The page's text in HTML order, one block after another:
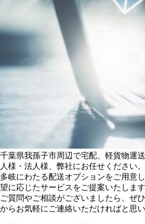
千葉県我孫子市周辺で宅配、軽貨物運
人様・法人様、弊社にお任せください。
多岐にわたる配送オプションをご用意
望に応じたサービスをご提案いたします
ご質問やご相談がございましたら、ぜひ
からお気軽にご連絡いただければと思い